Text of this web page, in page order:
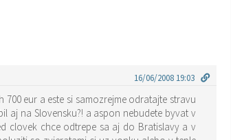
16/06/2008 19:03
eur a este si samozrejme odratajte stravu
aj na Slovensku?! a aspon nebudete byvat v
clovek chce odtrepe sa aj do Bratislavy a v